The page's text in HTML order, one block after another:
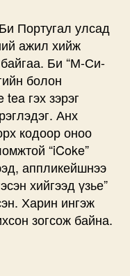
Португал улсад
ажил хийж
Би “М-Си-
болон
гэх зэрэг
Анх
кодоор оноо
“iCoke”
аппликейшнээ
хийгээд үзье”
Харин ингэж
зогсож байна.